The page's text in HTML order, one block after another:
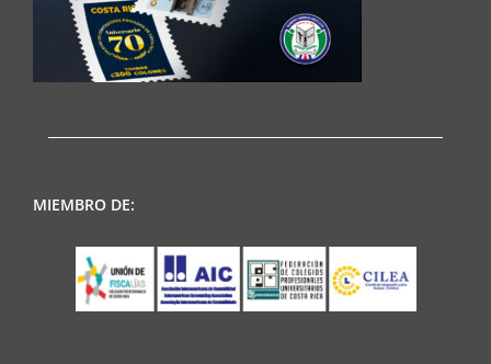
MIEMBRO DE: